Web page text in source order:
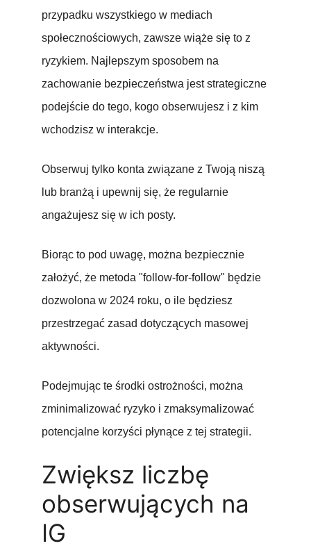
przypadku wszystkiego w mediach
społecznościowych, zawsze wiąże się to z
ryzykiem. Najlepszym sposobem na
zachowanie bezpieczeństwa jest strategiczne
podejście do tego, kogo obserwujesz i z kim
wchodzisz w interakcje.
Obserwuj tylko konta związane z Twoją niszą
lub branżą i upewnij się, że regularnie
angażujesz się w ich posty.
Biorąc to pod uwagę, można bezpiecznie
założyć, że metoda "follow-for-follow" będzie
dozwolona w 2024 roku, o ile będziesz
przestrzegać zasad dotyczących masowej
aktywności.
Podejmując te środki ostrożności, można
zminimalizować ryzyko i zmaksymalizować
potencjalne korzyści płynące z tej strategii.
Zwiększ liczbę
obserwujących na
IG